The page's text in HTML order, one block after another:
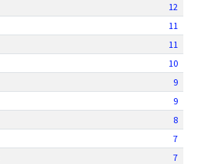
12
11
11
10
9
9
8
7
7